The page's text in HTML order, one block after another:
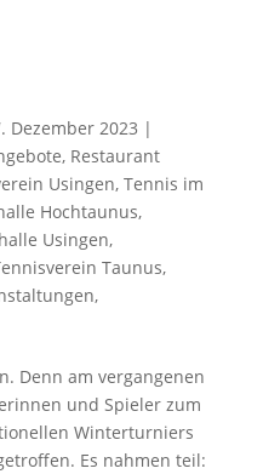
Dezember 2023 |
, Restaurant
Usingen, Tennis im
Hochtaunus,
Usingen,
Taunus,
,
Denn am vergangenen
und Spieler zum
Winterturniers
Es nahmen teil: